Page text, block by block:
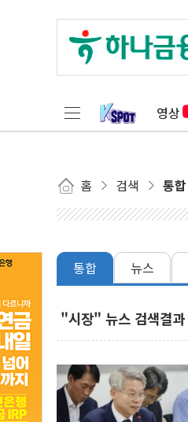
영상
홈 검색 통합
통합 뉴스
"시장" 뉴스 검색결과